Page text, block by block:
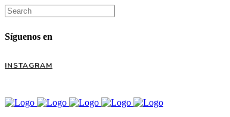
Síguenos en
INSTAGRAM